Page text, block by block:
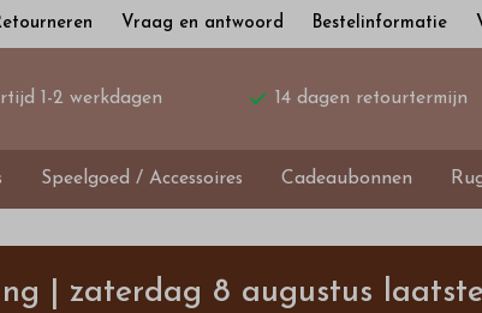
Vraag en antwoord Bestelinformatie
1-2 werkdagen 14 dagen retourtermijn
Speelgoed / Accessoires Cadeaubonnen
| zaterdag 8 augustus